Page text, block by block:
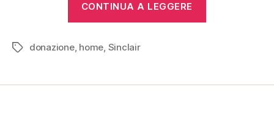
CONTINUA A LEGGERE
Tag donazione, home Sinclair